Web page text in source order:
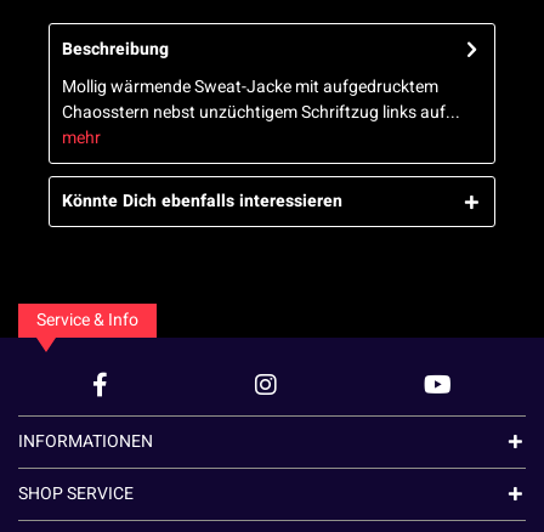
Beschreibung
Mollig wärmende Sweat-Jacke mit aufgedrucktem
Chaosstern nebst unzüchtigem Schriftzug links auf...
mehr
Könnte Dich ebenfalls interessieren
Service & Info
INFORMATIONEN
SHOP SERVICE